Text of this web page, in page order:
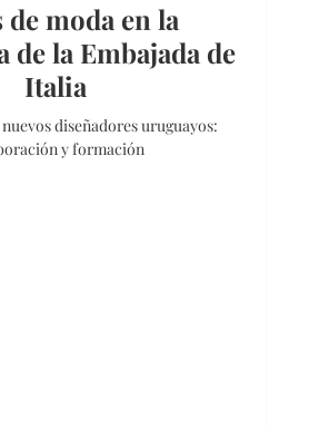
de moda en la
de la Embajada de
Italia
diseñadores uruguayos:
y formación